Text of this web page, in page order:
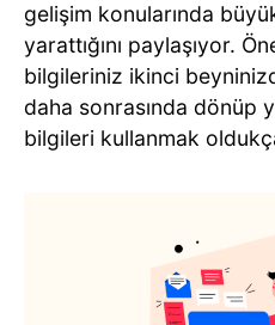
gelişim konularında
yarattığını paylaşıyor.
bilgileriniz ikinci
daha sonrasında dönüp
bilgileri kullanmak